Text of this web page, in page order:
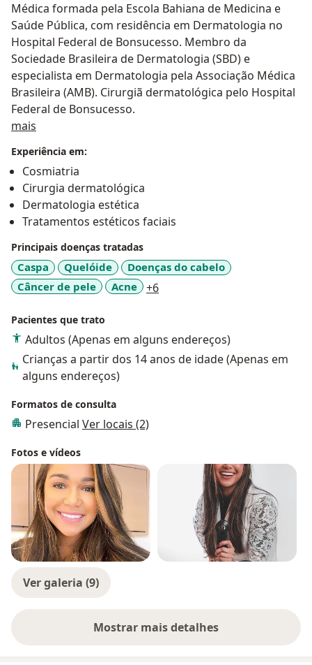
Médica formada pela Escola Bahiana de Medicina e
Saúde Pública, com residência em Dermatologia no
Hospital Federal de Bonsucesso. Membro da
Sociedade Brasileira de Dermatologia (SBD) e
especialista em Dermatologia pela Associação Médica
Brasileira (AMB). Cirurgiã dermatológica pelo Hospital
Federal de Bonsucesso.
mais
Experiência em:
Cosmiatria
Cirurgia dermatológica
Dermatologia estética
Tratamentos estéticos faciais
Principais doenças tratadas
Caspa Quelóide
Doenças do cabelo
Câncer de pele
Acne +6a11y_sr_more_diseases
Pacientes que trato
Adultos (Apenas em alguns endereços)
Crianças a partir dos 14 anos de idade (Apenas em
alguns endereços)
Formatos de consulta
Presencial Ver locais (2)
Fotos e vídeos
Ver galeria (9)
Mostrar mais detalhes
sobre a experiência